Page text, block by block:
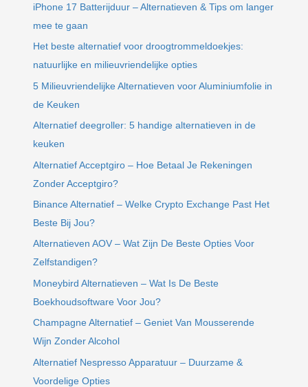
iPhone 17 Batterijduur – Alternatieven & Tips om langer
mee te gaan
Het beste alternatief voor droogtrommeldoekjes:
natuurlijke en milieuvriendelijke opties
5 Milieuvriendelijke Alternatieven voor Aluminiumfolie in
de Keuken
Alternatief deegroller: 5 handige alternatieven in de
keuken
Alternatief Acceptgiro – Hoe Betaal Je Rekeningen
Zonder Acceptgiro?
Binance Alternatief – Welke Crypto Exchange Past Het
Beste Bij Jou?
Alternatieven AOV – Wat Zijn De Beste Opties Voor
Zelfstandigen?
Moneybird Alternatieven – Wat Is De Beste
Boekhoudsoftware Voor Jou?
Champagne Alternatief – Geniet Van Mousserende
Wijn Zonder Alcohol
Alternatief Nespresso Apparatuur – Duurzame &
Voordelige Opties